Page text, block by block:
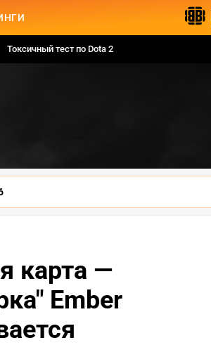
Токсичный тест по Dota 2
карта —
Ember